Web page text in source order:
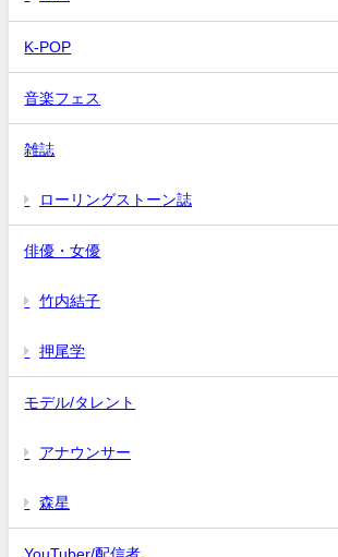
K-POP
音楽フェス
雑誌
ローリングストーン誌
俳優・女優
竹内結子
押尾学
モデル/タレント
アナウンサー
森星
YouTuber/配信者